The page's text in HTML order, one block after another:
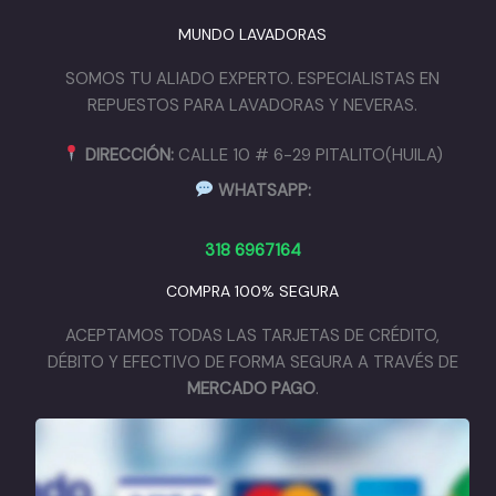
MUNDO LAVADORAS
SOMOS TU ALIADO EXPERTO. ESPECIALISTAS EN
REPUESTOS PARA LAVADORAS Y NEVERAS.
DIRECCIÓN: CALLE 10 # 6-29 PITALITO(HUILA)
WHATSAPP:
318 6967164
COMPRA 100% SEGURA
ACEPTAMOS TODAS LAS TARJETAS DE CRÉDITO,
DÉBITO Y EFECTIVO DE FORMA SEGURA A TRAVÉS DE
MERCADO PAGO.